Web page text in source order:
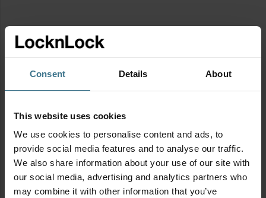
Consent Details About
This website uses cookies
We use cookies to personalise content and ads, to
provide social media features and to analyse our traffic.
We also share information about your use of our site with
our social media, advertising and analytics partners who
may combine it with other information that you’ve
MIX&MATCH voor korting